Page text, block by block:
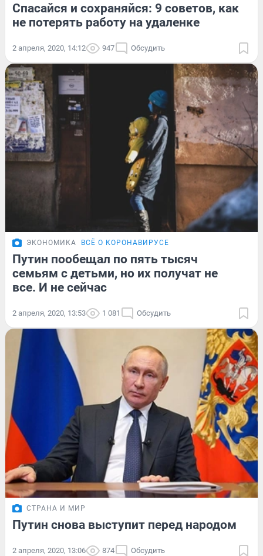
Спасайся и сохраняйся: 9 советов, как
не потерять работу на удаленке
2 апреля, 2020, 14:12 947 Обсудить
ЭКОНОМИКА ВСЁ О КОРОНАВИРУСЕ
Путин пообещал по пять тысяч
семьям с детьми, но их получат не
все. И не сейчас
2 апреля, 2020, 13:53 1 081 Обсудить
СТРАНА И МИР
Путин снова выступит перед народом
2 апреля, 2020, 13:06 874 Обсудить